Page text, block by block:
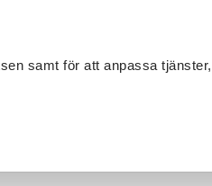
samt för att anpassa